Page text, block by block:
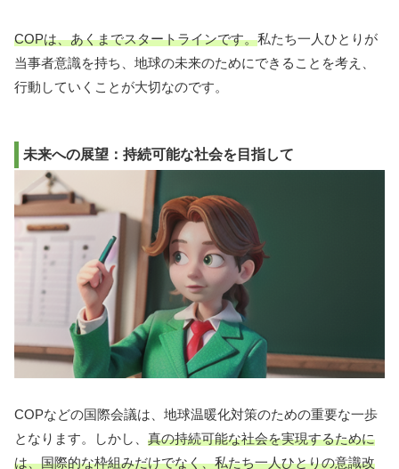
COPは、あくまでスタートラインです。私たち一人ひとりが
当事者意識を持ち、地球の未来のためにできることを考え、
行動していくことが大切なのです。
未来への展望：持続可能な社会を目指して
COPなどの国際会議は、地球温暖化対策のための重要な一歩
となります。しかし、 真の持続可能な社会を実現するために
は、国際的な枠組みだけでなく、私たち一人ひとりの意識改